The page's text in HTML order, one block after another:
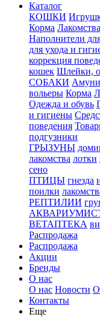
Каталог
КОШКИ
Корма Лакомства
Наполнители
для ухода и
коррекция
кошек Шлейки,
СОБАКИ
вольеры Корма
Одежда и обувь
и гигиены
поведения
подгузники
ГРЫЗУНЫ
лакомства лотки
сено
ПТИЦЫ гнезда
поилки
РЕПТИЛИИ
ВЕТАПТЕКА
Распродажа
Распродажа
Акции
Бренды
О нас
О нас Новости
Контакты
Еще